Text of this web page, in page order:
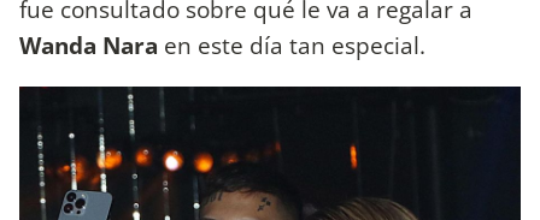
fue consultado sobre qué le va a regalar a
Wanda Nara en este día tan especial.